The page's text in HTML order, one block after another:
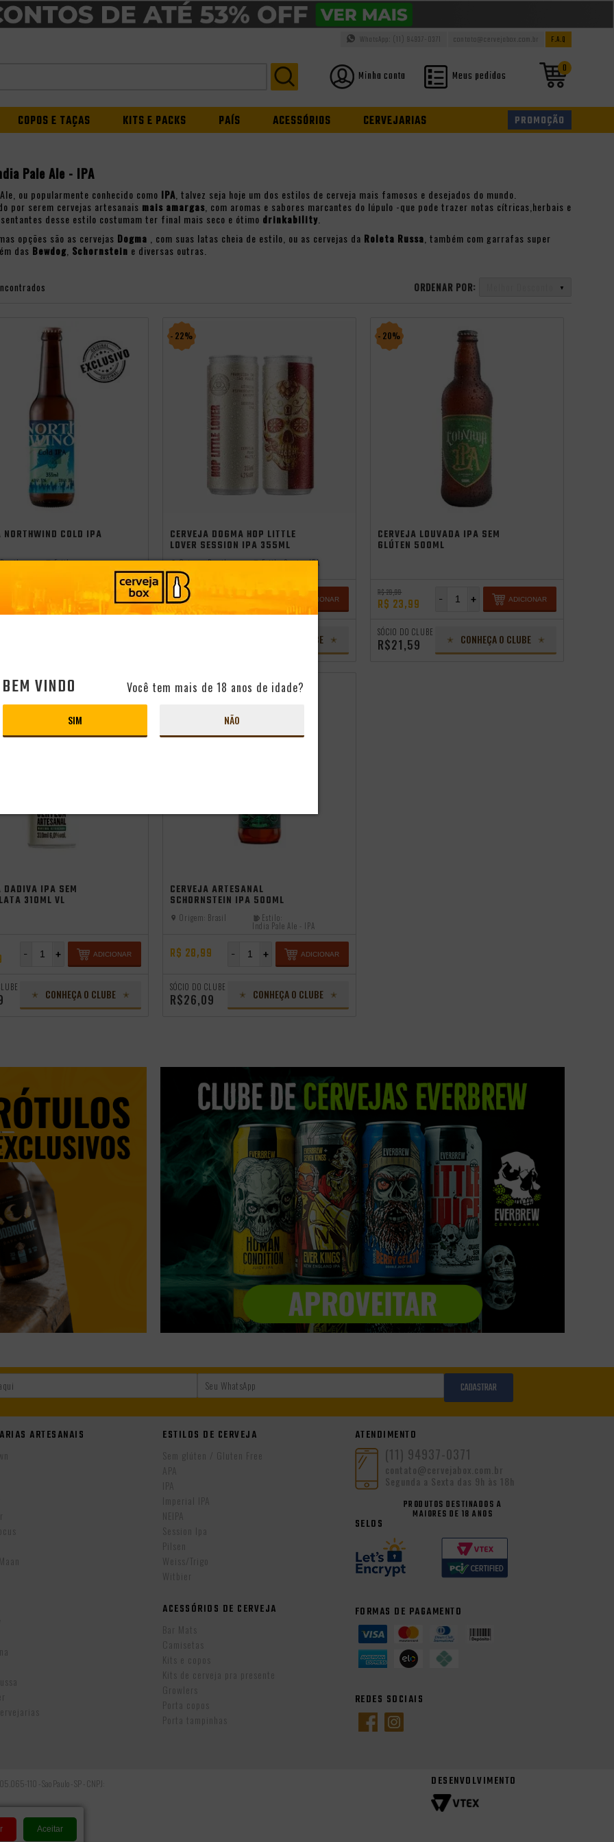
F.A.Q
contato@cervejabox.com.br
WhatsApp: (11) 94937-0371
0
Minha conta Meus pedidos
COPOS E TAÇAS KITS E PACKS PAÍS ACESSÓRIOS CERVEJARIAS PROMOÇÃO
Pale Ale - IPA
ou popularmente conhecido como IPA , talvez seja hoje um dos estilos de cerveja mais famosos e desejados do mundo.
por serem cervejas artesanais mais amargas , com aromas e sabores marcantes do lúpulo -que pode trazer notas cítricas,herbais e
desse estilo costumam ter final mais seco e ótimo drinkability
opções são as cervejas Dogma , com suas latas cheia de estilo, ou as cervejas da Roleta Russa , também com garrafas super
das Bewdog Schornstein e diversas outras.
ORDENAR POR:
NORTHWIND COLD IPA
Brasil Estilo:
ADICIONAR
- 22%
CERVEJA DOGMA HOP LITTLE
LOVER SESSION IPA 355ML
Origem:Brasil Estilo:Session IPA
R$ 24,99
R$ 19,49 ADICIONAR
CONHEÇA O CLUBE
- 20%
CERVEJA LOUVADA IPA SEM
GLÚTEN 500ML
R$ 29,99
R$ 23,99 +
- ADICIONAR
SÓCIO DO CLUBE
R$21,59 CONHEÇA O CLUBE
DÁDIVA IPA SEM
310ML VL
+
- ADICIONAR
CONHEÇA O CLUBE
CERVEJA ARTESANAL
SCHORNSTEIN IPA 500ML
Origem: Brasil Estilo:
India Pale Ale - IPA
R$ 28,99 +
- ADICIONAR
SÓCIO DO CLUBE
R$26,09 CONHEÇA O CLUBE
CADASTRAR
ARTESANAIS ESTILOS DE CERVEJA
Sem glúten / Gluten Free
APA
IPA
Imperial IPA
NEIPA
Session Ipa
Pilsen
Weiss/Trigo
Witbier
ACESSÓRIOS DE CERVEJA
Bar Mats
Camisetas
Kits e copos
Kits de cerveja pra presente
Growlers
Porta copos
Porta tampinhas
ATENDIMENTO
(11) 94937-0371
contato@cervejabox.com.br
Segunda a Sexta das 9h às 18h
PRODUTOS DESTINADOS A
MAIORES DE 18 ANOS
SELOS
FORMAS DE PAGAMENTO
REDES SOCIAIS
110 - Sao Paulo - SP - CNPJ:
DESENVOLVIMENTO
BEM VINDO Você tem mais de 18 anos de idade?
SIM NÃO
Aceitar